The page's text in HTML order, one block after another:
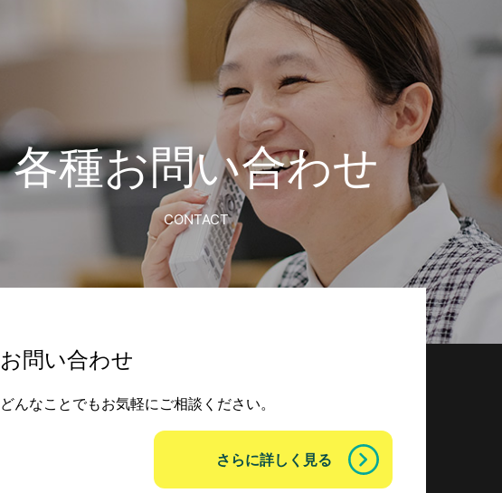
各種お問い合わせ
CONTACT
お問い合わせ
どんなことでもお気軽にご相談ください。
さらに詳しく見る